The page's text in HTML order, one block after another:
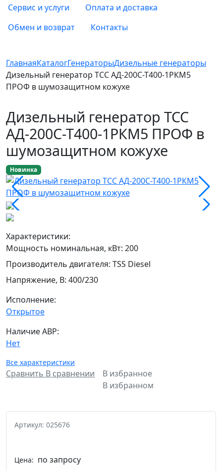
Сервис и услуги
Оплата и доставка
Обмен и возврат
Контакты
ГлавнаяКаталогГенераторыДизельные генераторы
Дизельный генератор ТСС АД-200С-Т400-1РКМ5
ПРОФ в шумозащитном кожухе
Дизельный генератор ТСС
АД-200С-Т400-1РКМ5 ПРОФ в
шумозащитном кожухе
Новинка
Характеристики:
Мощность номинальная, кВт: 200
Производитель двигателя: TSS Diesel
Напряжение, В: 400/230
Исполнение:
Открытое
Наличие АВР:
Нет
Все характеристики
Сравнить В сравнении
В избранное
В избранном
Артикул: 025676
Цена: по запросу